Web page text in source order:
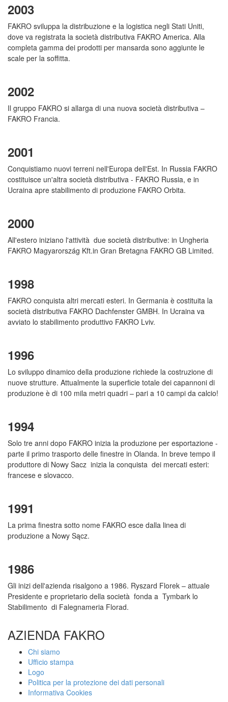
2003
FAKRO sviluppa la distribuzione e la logistica negli Stati Uniti,
dove va registrata la società distributiva FAKRO America. Alla
completa gamma dei prodotti per mansarda sono aggiunte le
scale per la soffitta.
2002
Il gruppo FAKRO si allarga di una nuova società distributiva –
FAKRO Francia.
2001
Conquistiamo nuovi terreni nell'Europa dell'Est. In Russia FAKRO
costituisce un'altra società distributiva - FAKRO Russia, e in
Ucraina apre stabilimento di produzione FAKRO Orbita.
2000
All'estero iniziano l'attività due società distributive: in Ungheria
FAKRO Magyarország Kft.in Gran Bretagna FAKRO GB Limited.
1998
FAKRO conquista altri mercati esteri. In Germania è costituita la
società distributiva FAKRO Dachfenster GMBH. In Ucraina va
avviato lo stabilimento produttivo FAKRO Lviv.
1996
Lo sviluppo dinamico della produzione richiede la costruzione di
nuove strutture. Attualmente la superficie totale dei capannoni di
produzione è di 100 mila metri quadri – pari a 10 campi da calcio!
1994
Solo tre anni dopo FAKRO inizia la produzione per esportazione -
parte il primo trasporto delle finestre in Olanda. In breve tempo il
produttore di Nowy Sacz inizia la conquista dei mercati esteri:
francese e slovacco.
1991
La prima finestra sotto nome FAKRO esce dalla linea di
produzione a Nowy Sącz.
1986
Gli inizi dell'azienda risalgono a 1986. Ryszard Florek – attuale
Presidente e proprietario della società fonda a Tymbark lo
Stabilimento di Falegnameria Florad.
AZIENDA FAKRO
Chi siamo
Ufficio stampa
Logo
Politica per la protezione dei dati personali
Informativa Cookies